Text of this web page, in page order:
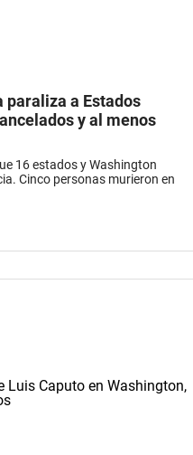
a Estados
y al menos
16 estados y Washington
Cinco personas murieron en